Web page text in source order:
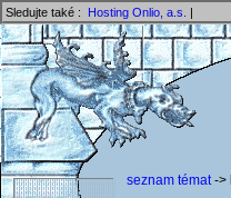
Sledujte také : Hosting Onlio, a.s. |
seznam témat->